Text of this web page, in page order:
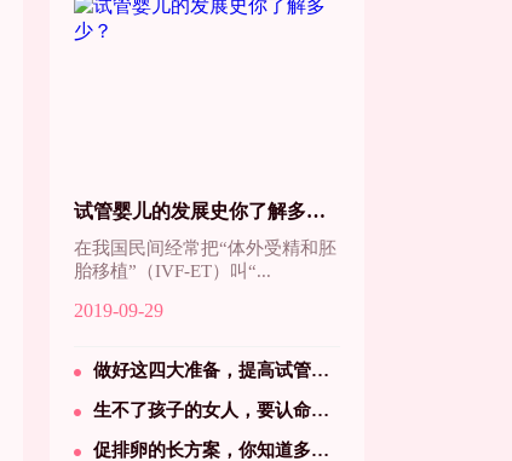
试管婴儿的发展史你了解多少？
在我国民间经常把“体外受精和胚
胎移植”（IVF-ET）叫“...
2019-09-29
做好这四大准备，提高试管婴儿成功率没问题
生不了孩子的女人，要认命吗？
促排卵的长方案，你知道多少？，你知道多少？